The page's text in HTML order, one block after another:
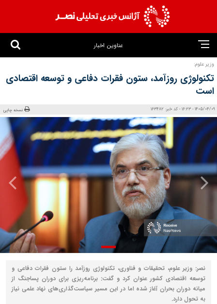
عناوین اخبار
وزیر علوم:
تکنولوژی روزآمد، ستون فقرات دفاعی و توسعه اقتصادی
است
1405/04/09 - 16:23 - کد خبر: 163482 نسخه چاپی
نصر: وزیر علوم، تحقیقات و فناوری، تکنولوژی روزآمد را ستون فقرات دفاعی و
توسعه اقتصادی کشور عنوان کرد و گفت: برنامه‌ریزی برای دوران پساجنگ از
میانه دوران بحران آغاز شده اما در این مسیر سیاست‌گذاری‌های نهاد علمی نیاز
به تحول دارد.